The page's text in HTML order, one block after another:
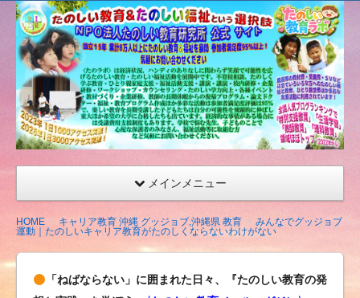
たの
しい
教育
研究
所
（沖
縄）
公式
ト
メインメニュー
HOME キャリア教育 沖縄 グッジョブ,沖縄県 教育
みんなでグッジョブ
運動｜たのしいキャリア教育がたのしくならないわけがない
「ねばならない」に囲まれた日々、『たのしい教育の発